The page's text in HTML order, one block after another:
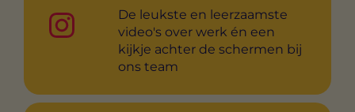
De leukste en leerzaamste
video's over werk én een
kijkje achter de schermen bij
ons team